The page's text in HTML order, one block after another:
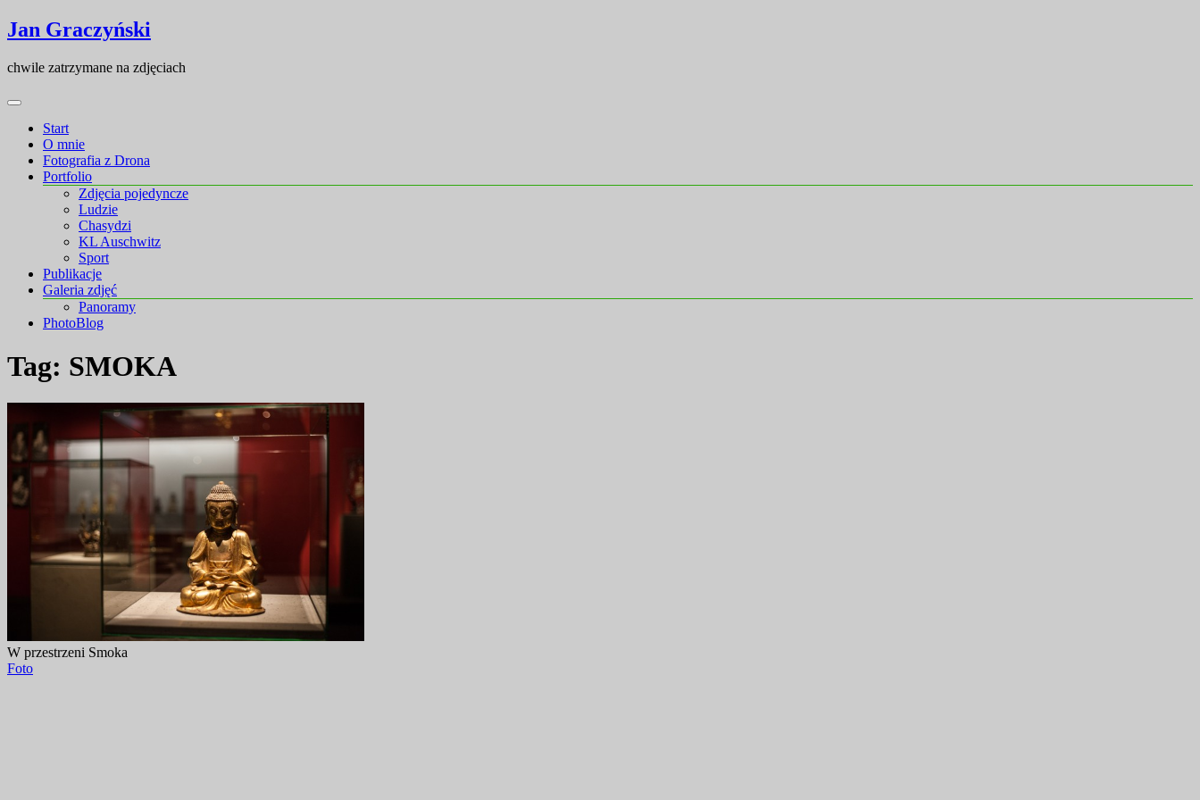
Skip
to
Skip
to
Jan Graczyński
chwile zatrzymane na zdjęciach
Start
O mnie
Fotografia z Drona
Portfolio
Zdjęcia pojedyncze
Ludzie
Chasydzi
KL Auschwitz
Sport
Publikacje
Galeria zdjęć
Panoramy
PhotoBlog
Tag: SMOKA
W przestrzeni Smoka
Foto